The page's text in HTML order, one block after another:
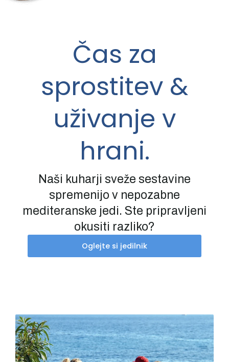
Čas za
sprostitev &
uživanje v
hrani.
Naši kuharji sveže sestavine
spremenijo v nepozabne
mediteranske jedi. Ste pripravljeni
okusiti razliko?
Oglejte si jedilnik